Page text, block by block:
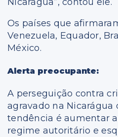
Os países que
Venezuela, Equador,
México.
Alerta preocupante:
A perseguição contra
agravado na Nicarágua
tendência é aumentar
regime autoritário e